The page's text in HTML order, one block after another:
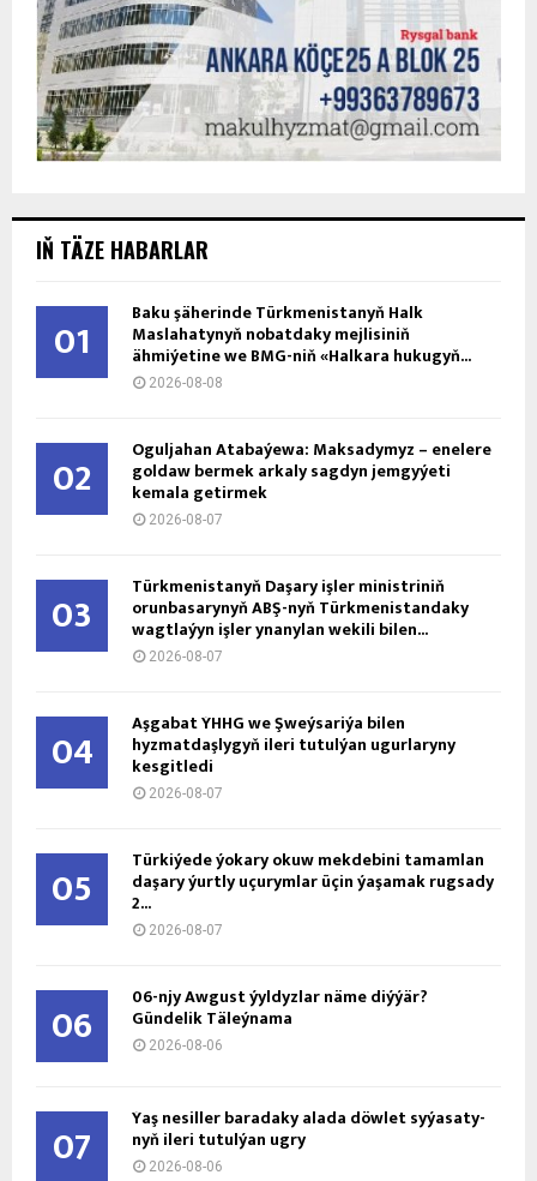
IŇ TÄZE HABARLAR
01 Baku şäherinde Türkmenistanyň Halk
Maslahatynyň nobatdaky mejlisiniň
ähmiýetine we BMG-niň «Halkara hukugyň...
2026-08-08
02 Oguljahan Atabaýewa: Maksadymyz – enelere
goldaw bermek arkaly sagdyn jemgyýeti
kemala getirmek
2026-08-07
03 Türkmenistanyň Daşary işler ministriniň
orunbasarynyň ABŞ-nyň Türkmenistandaky
wagtlaýyn işler ynanylan wekili bilen...
2026-08-07
04 Aşgabat ÝHHG we Şweýsariýa bilen
hyzmatdaşlygyň ileri tutulýan ugurlaryny
kesgitledi
2026-08-07
05 Türkiýede ýokary okuw mekdebini tamamlan
daşary ýurtly uçurymlar üçin ýaşamak rugsady
2...
2026-08-07
06 06-njy Awgust ýyldyzlar näme diýýär?
Gündelik Täleýnama
2026-08-06
07 Ýaş ne­sil­ler ba­ra­da­ky ala­da döw­let sy­ýa­sa­ty­
nyň ile­ri tu­tul­ýan ug­ry
2026-08-06